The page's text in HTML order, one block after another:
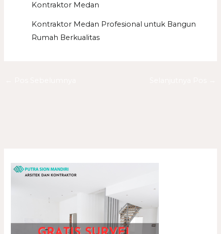
Kontraktor Medan
Kontraktor Medan Profesional untuk Bangun
Rumah Berkualitas